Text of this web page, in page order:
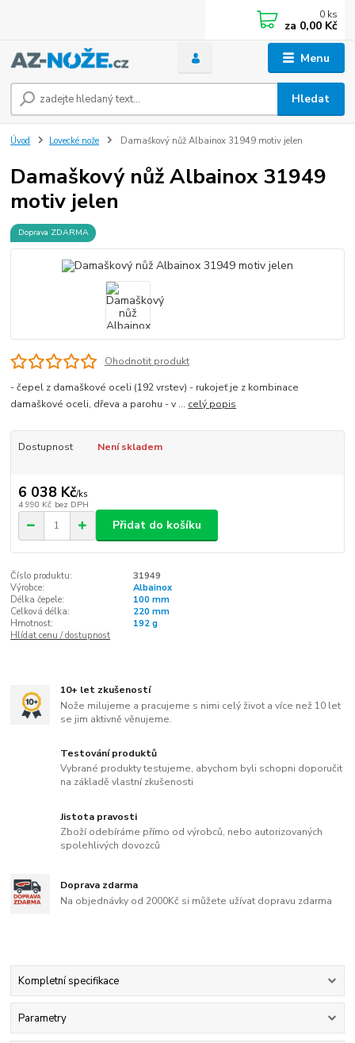
Menu
Hledat
0 ks
za 0,00 Kč
Úvod Lovecké nože Damaškový nůž Albainox 31949 motiv jelen
Damaškový nůž Albainox 31949
motiv jelen
Doprava ZDARMA
Ohodnotit produkt
- čepel z damaškové oceli (192 vrstev) - rukojeť je z kombinace
damaškové oceli, dřeva a parohu - v ... celý popis
Dostupnost Není skladem
6 038 Kč/ks
4 990 Kč bez DPH
Přidat do košíku
Číslo produktu:
31949
Výrobce:
Albainox
Délka čepele:
100 mm
Celková délka:
220 mm
Hmotnost:
192 g
Hlídat cenu / dostupnost
10+ let zkušeností
Nože milujeme a pracujeme s nimi celý život a více než 10 let
se jim aktivně věnujeme.
Testování produktů
Vybrané produkty testujeme, abychom byli schopni doporučit
na základě vlastní zkušenosti
Jistota pravosti
Zboží odebíráme přímo od výrobců, nebo autorizovaných
spolehlivých dovozců
Doprava zdarma
Na objednávky od 2000Kč si můžete užívat dopravu zdarma
Kompletní specifikace
Parametry